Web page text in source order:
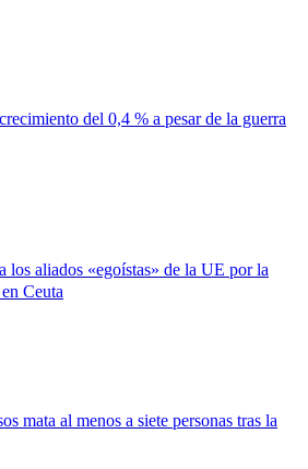
del 0,4 % a pesar de la guerra
los aliados «egoístas» de la UE por la
Ceuta
mata al menos a siete personas tras la